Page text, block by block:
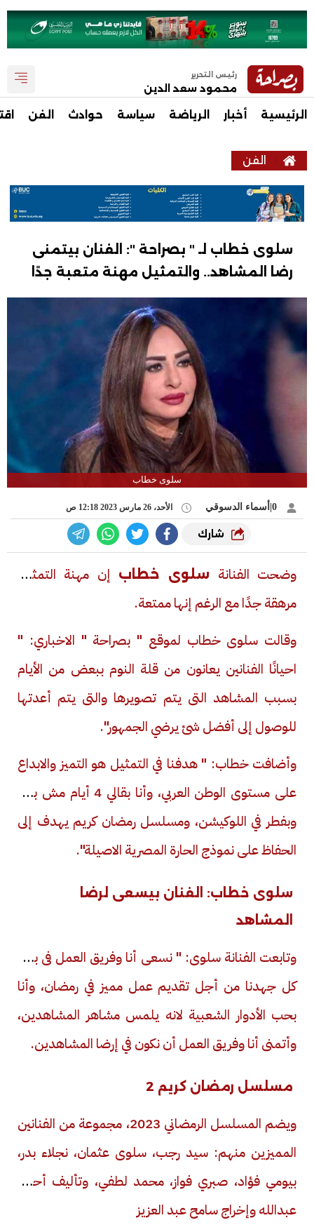
رئيس التحرير
محمود سعد الدين
الرئيسية أخبار الرياضة سياسة حوادث الفن
الفن
سلوى خطاب لـ " بصراحة ": الفنان بيتمنى
رضا المشاهد.. والتمثيل مهنة متعبة جدًا
سلوى خطاب
الأحد، 26 مارس 2023 12:18 ص
شارك
وضحت الفنانة سلوى خطاب إن مهنة التمثيل
مرهقة جدًا مع الرغم إنها ممتعة.
وقالت سلوى خطاب لموقع " بصراحة " الاخباري: "
احيانًا الفنانين يعانون من قلة النوم ببعض من الأيام
بسبب المشاهد التى يتم تصويرها والتى يتم أعدتها
للوصول إلى أفضل شئ يرضي الجمهور".
وأضافت خطاب: " هدفنا في التمثيل هو التميز والابداع
على مستوى الوطن العربي، وأنا بقالي 4 أيام مش بنام
وبفطر في اللوكيشن، ومسلسل رمضان كريم يهدف إلى
الحفاظ على نموذج الحارة المصرية الاصيلة".
سلوى خطاب: الفنان بيسعى لرضا
المشاهد
وتابعت الفنانة سلوى: "نسعى أنا وفريق العمل فى بذل
كل جهدنا من أجل تقديم عمل مميز في رمضان، وأنا
بحب الأدوار الشعبية لانه يلمس مشاهر المشاهدين،
وأتمنى أنا وفريق العمل أن نكون في إرضا المشاهدين.
مسلسل رمضان كريم 2
ويضم المسلسل الرمضاني 2023، مجموعة من الفنانين
المميزين منهم: سيد رجب، سلوى عثمان، نجلاء بدر،
بيومي فؤاد، صبري فواز، محمد لطفي، وتأليف أحمد
عبدالله وإخراج سامح عبد العزيز